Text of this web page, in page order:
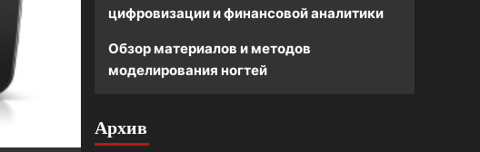
цифровизации и финансовой аналитики
Обзор материалов и методов
моделирования ногтей
Архив